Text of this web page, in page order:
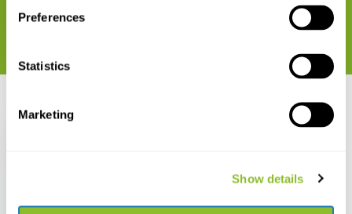
Preferences
Statistics
Marketing
Show details
NHBS Vervangend